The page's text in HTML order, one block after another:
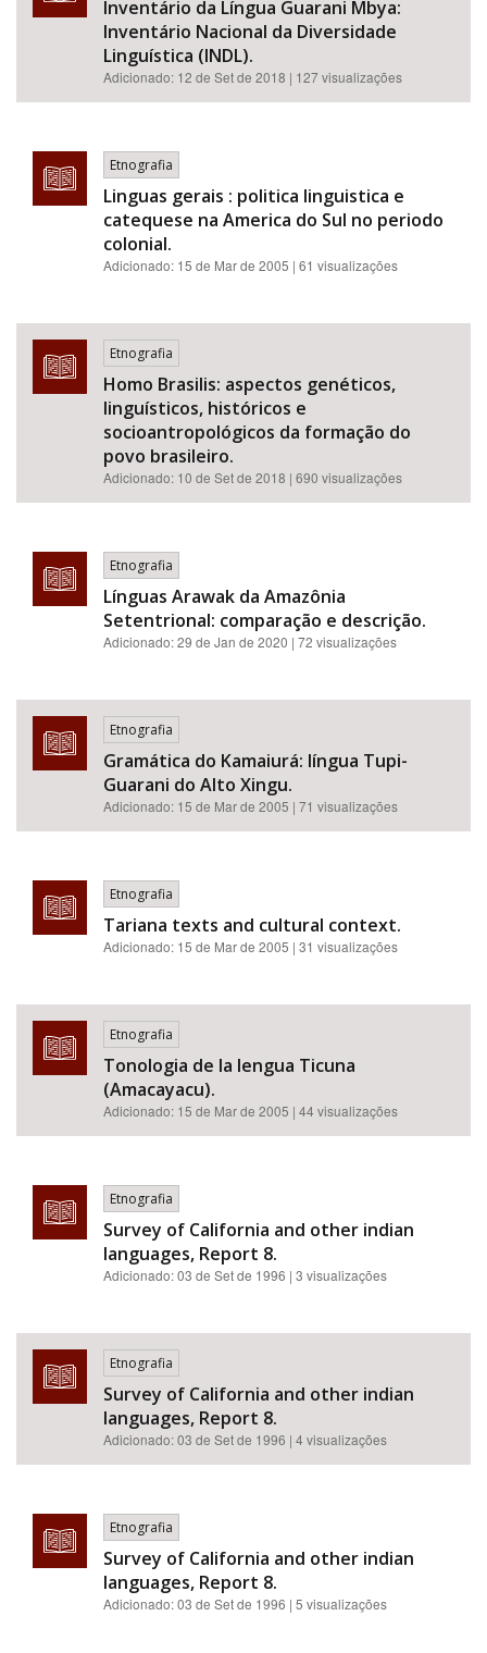
Inventário da Língua Guarani Mbya:
Inventário Nacional da Diversidade
Linguística (INDL).
Adicionado: 12 de Set de 2018 | 127 visualizações
Etnografia
Linguas gerais : politica linguistica e
catequese na America do Sul no periodo
colonial.
Adicionado: 15 de Mar de 2005 | 61 visualizações
Etnografia
Homo Brasilis: aspectos genéticos,
linguísticos, históricos e
socioantropológicos da formação do
povo brasileiro.
Adicionado: 10 de Set de 2018 | 690 visualizações
Etnografia
Línguas Arawak da Amazônia
Setentrional: comparação e descrição.
Adicionado:29 de Jan de 2020 | 72 visualizações
Etnografia
Gramática do Kamaiurá: língua Tupi-
Guarani do Alto Xingu.
Adicionado: 15 de Mar de 2005 | 71 visualizações
Etnografia
Tariana texts and cultural context.
Adicionado: 15 de Mar de 2005 | 31 visualizações
Etnografia
Tonologia de la lengua Ticuna
(Amacayacu).
Adicionado: 15 de Mar de 2005 | 44 visualizações
Etnografia
Survey of California and other indian
languages, Report 8.
Adicionado:03 de Set de 1996 | 3 visualizações
Etnografia
Survey of California and other indian
languages, Report 8.
Adicionado:03 de Set de 1996 | 4 visualizações
Etnografia
Survey of California and other indian
languages, Report 8.
Adicionado:03 de Set de 1996 | 5 visualizações